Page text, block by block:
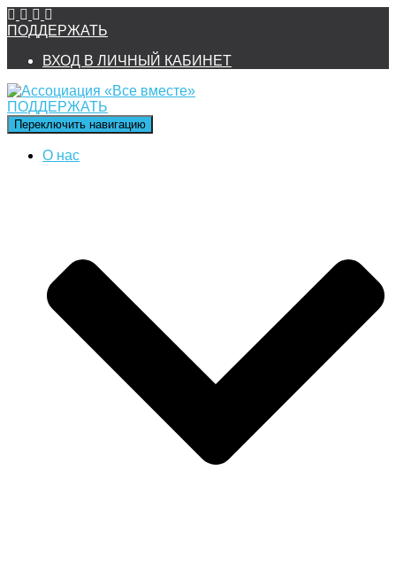
ПОДДЕРЖАТЬ
ВХОД В ЛИЧНЫЙ КАБИНЕТ
ПОДДЕРЖАТЬ
Переключить навигацию
О нас